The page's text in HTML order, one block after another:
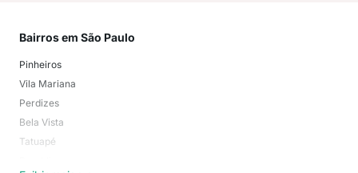
Bairros em São Paulo
Pinheiros
Vila Mariana
Perdizes
Bela Vista
Tatuapé